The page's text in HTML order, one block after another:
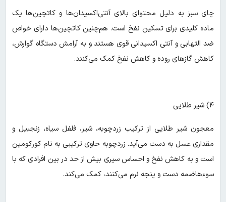
چای سبز به دلیل محتوای بالای آنتی‌اکسیدان‌ها و کاتچین‌ها یک
ماده کلیدی برای تسکین نفخ است. هم‌چنین کاتچین‌ها دارای خواص
ضد التهابی و آنتی اکسیدانی قوی هستند و به آرامش دستگاه گوارش،
کاهش گازهای روده و کاهش نفخ کمک می‌کنند.
۴) شیر طلایی
معجون شیر طلایی از ترکیب زردچوبه، شیر، فلفل سیاه، زنجبیل و
مقداری عسل به دست می‌آید. زردچوبه حاوی ترکیبی به نام کورکومین
است و به کاهش نفخ و احساس سیری بیش از حد در بین افرادی که با
سوءهاضمه دست و پنجه نرم می‌کنند، کمک می‌کند.